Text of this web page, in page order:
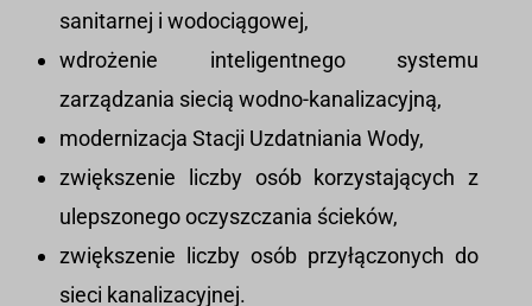
sanitarnej i wodociągowej,
wdrożenie inteligentnego systemu
zarządzania siecią wodno-kanalizacyjną,
modernizacja Stacji Uzdatniania Wody,
zwiększenie liczby osób korzystających z
ulepszonego oczyszczania ścieków,
zwiększenie liczby osób przyłączonych do
sieci kanalizacyjnej.